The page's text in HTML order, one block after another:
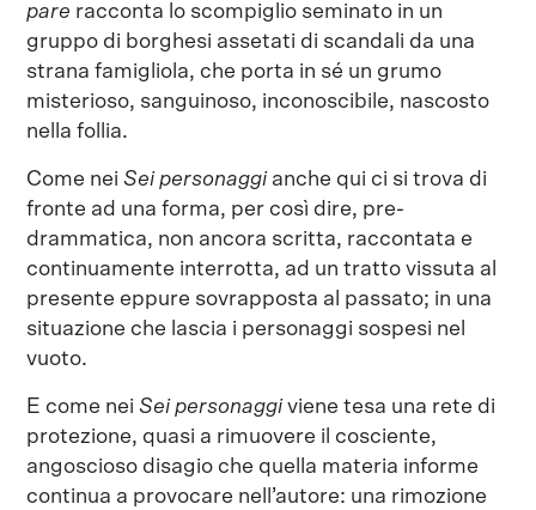
pare racconta lo scompiglio seminato in un
gruppo di borghesi assetati di scandali da una
strana famigliola, che porta in sé un grumo
misterioso, sanguinoso, inconoscibile, nascosto
nella follia.
Come neiSei personaggi anche qui ci si trova di
fronte ad una forma, per così dire, pre-
drammatica, non ancora scritta, raccontata e
continuamente interrotta, ad un tratto vissuta al
presente eppure sovrapposta al passato; in una
situazione che lascia i personaggi sospesi nel
vuoto.
E come neiSei personaggiviene tesa una rete di
protezione, quasi a rimuovere il cosciente,
angoscioso disagio che quella materia informe
continua a provocare nell’autore: una rimozione